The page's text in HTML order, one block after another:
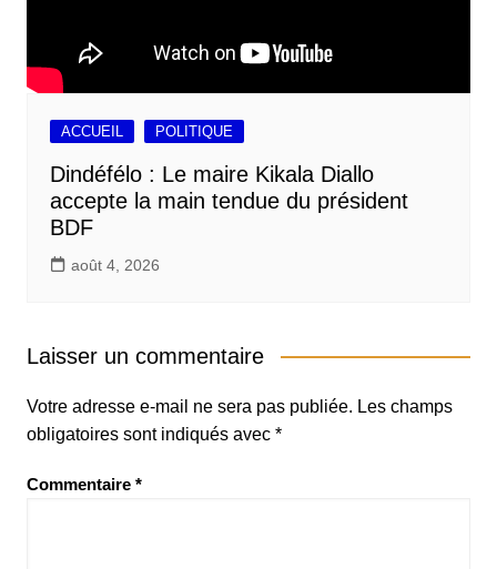
ACCUEIL POLITIQUE
Dindéfélo : Le maire Kikala Diallo
accepte la main tendue du président
BDF
août 4, 2026
Laisser un commentaire
Votre adresse e-mail ne sera pas publiée. Les champs
obligatoires sont indiqués avec *
Commentaire *